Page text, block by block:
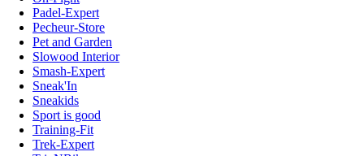
Padel-Expert
Pecheur-Store
Pet and Garden
Slowood Interior
Smash-Expert
Sneak'In
Sneakids
Sport is good
Training-Fit
Trek-Expert